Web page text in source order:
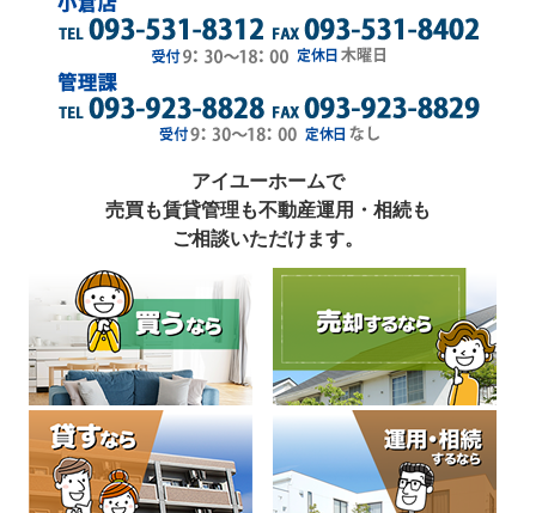
アイユーホームで
売買も賃貸管理も不動産運用・相続も
ご相談いただけます。